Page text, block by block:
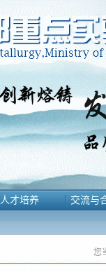
人才培养 交流与
您